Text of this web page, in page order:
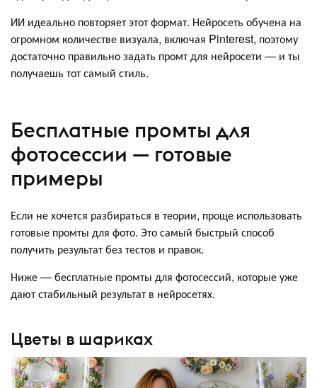
ИИ идеально повторяет этот формат. Нейросеть обучена на
огромном количестве визуала, включая Pinterest, поэтому
достаточно правильно задать промт для нейросети — и ты
получаешь тот самый стиль.
Бесплатные промты для
фотосессии — готовые
примеры
Если не хочется разбираться в теории, проще использовать
готовые промты для фото. Это самый быстрый способ
получить результат без тестов и правок.
Ниже — бесплатные промты для фотосессий, которые уже
дают стабильный результат в нейросетях.
Цветы в шариках